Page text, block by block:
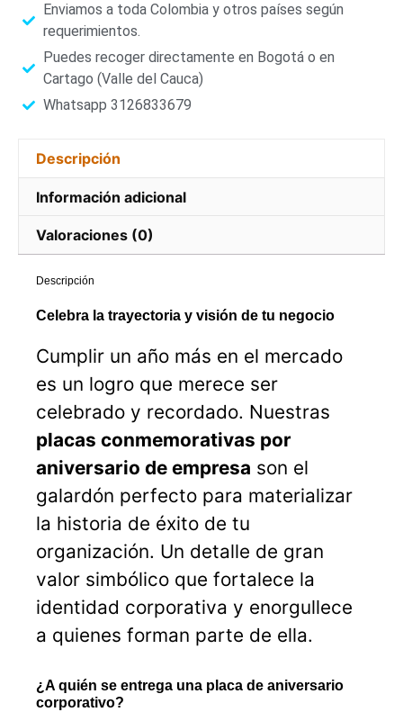
Enviamos a toda Colombia y otros países según
requerimientos.
Puedes recoger directamente en Bogotá o en
Cartago (Valle del Cauca)
Whatsapp 3126833679
Descripción
Información adicional
Valoraciones (0)
Descripción
Celebra la trayectoria y visión de tu negocio
Cumplir un año más en el mercado
es un logro que merece ser
celebrado y recordado. Nuestras
placas conmemorativas por
aniversario de empresa son el
galardón perfecto para materializar
la historia de éxito de tu
organización. Un detalle de gran
valor simbólico que fortalece la
identidad corporativa y enorgullece
a quienes forman parte de ella.
¿A quién se entrega una placa de aniversario
corporativo?